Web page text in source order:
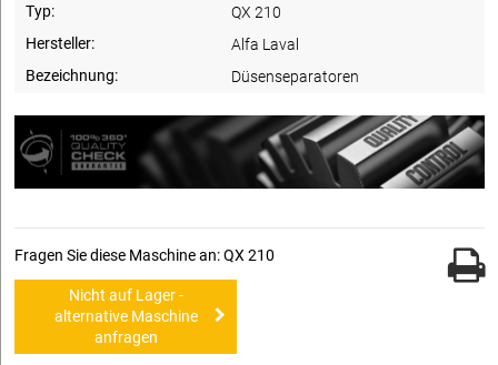
Typ:
QX 210
Hersteller:
Alfa Laval
Bezeichnung:
Düsenseparatoren
Fragen Sie diese Maschine an: QX 210
Nicht auf Lager -
alternative Maschine
anfragen